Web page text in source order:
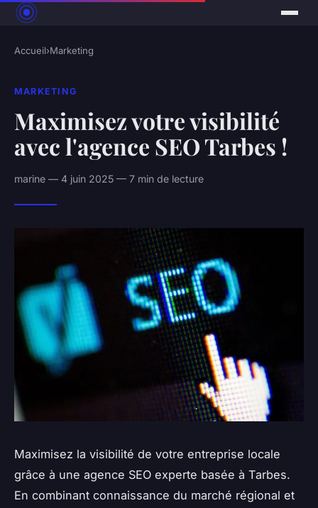
Accueil›Marketing
MARKETING
Maximisez votre visibilité
avec l'agence SEO Tarbes !
marine — 4 juin 2025 — 7 min de lecture
Maximisez la visibilité de votre entreprise locale
grâce à une agence SEO experte basée à Tarbes.
En combinant connaissance du marché régional et